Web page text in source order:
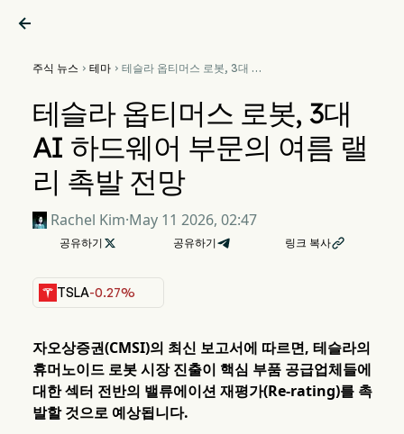

주식 뉴스  테마 테슬라 옵티머스 로봇, 3대 AI
테슬라 옵티머스 로봇, 3대
AI 하드웨어 부문의 여름 랠
리 촉발 전망
Rachel Kim·May 11 2026, 02:47
공유하기  공유하기 링크 복사
TSLA-0.27%
자오상증권(CMSI)의 최신 보고서에 따르면, 테슬라의
휴머노이드 로봇 시장 진출이 핵심 부품 공급업체들에
대한 섹터 전반의 밸류에이션 재평가(Re-rating)를 촉
발할 것으로 예상됩니다.